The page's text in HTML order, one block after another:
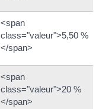
<span
class="valeur">5,50 %
</span>
<span
class="valeur">20 %
</span>